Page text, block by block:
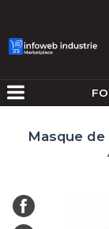
Masque